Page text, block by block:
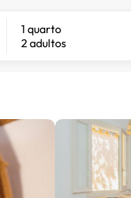
1 quarto
2 adultos